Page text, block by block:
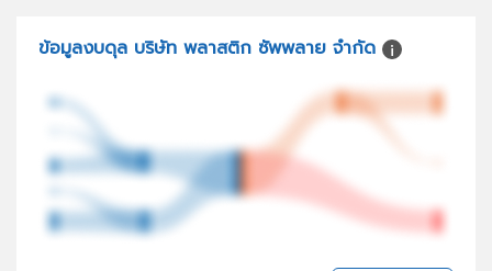
ข้อมูลงบดุล บริษัท พลาสติก ซัพพลาย จำกัด